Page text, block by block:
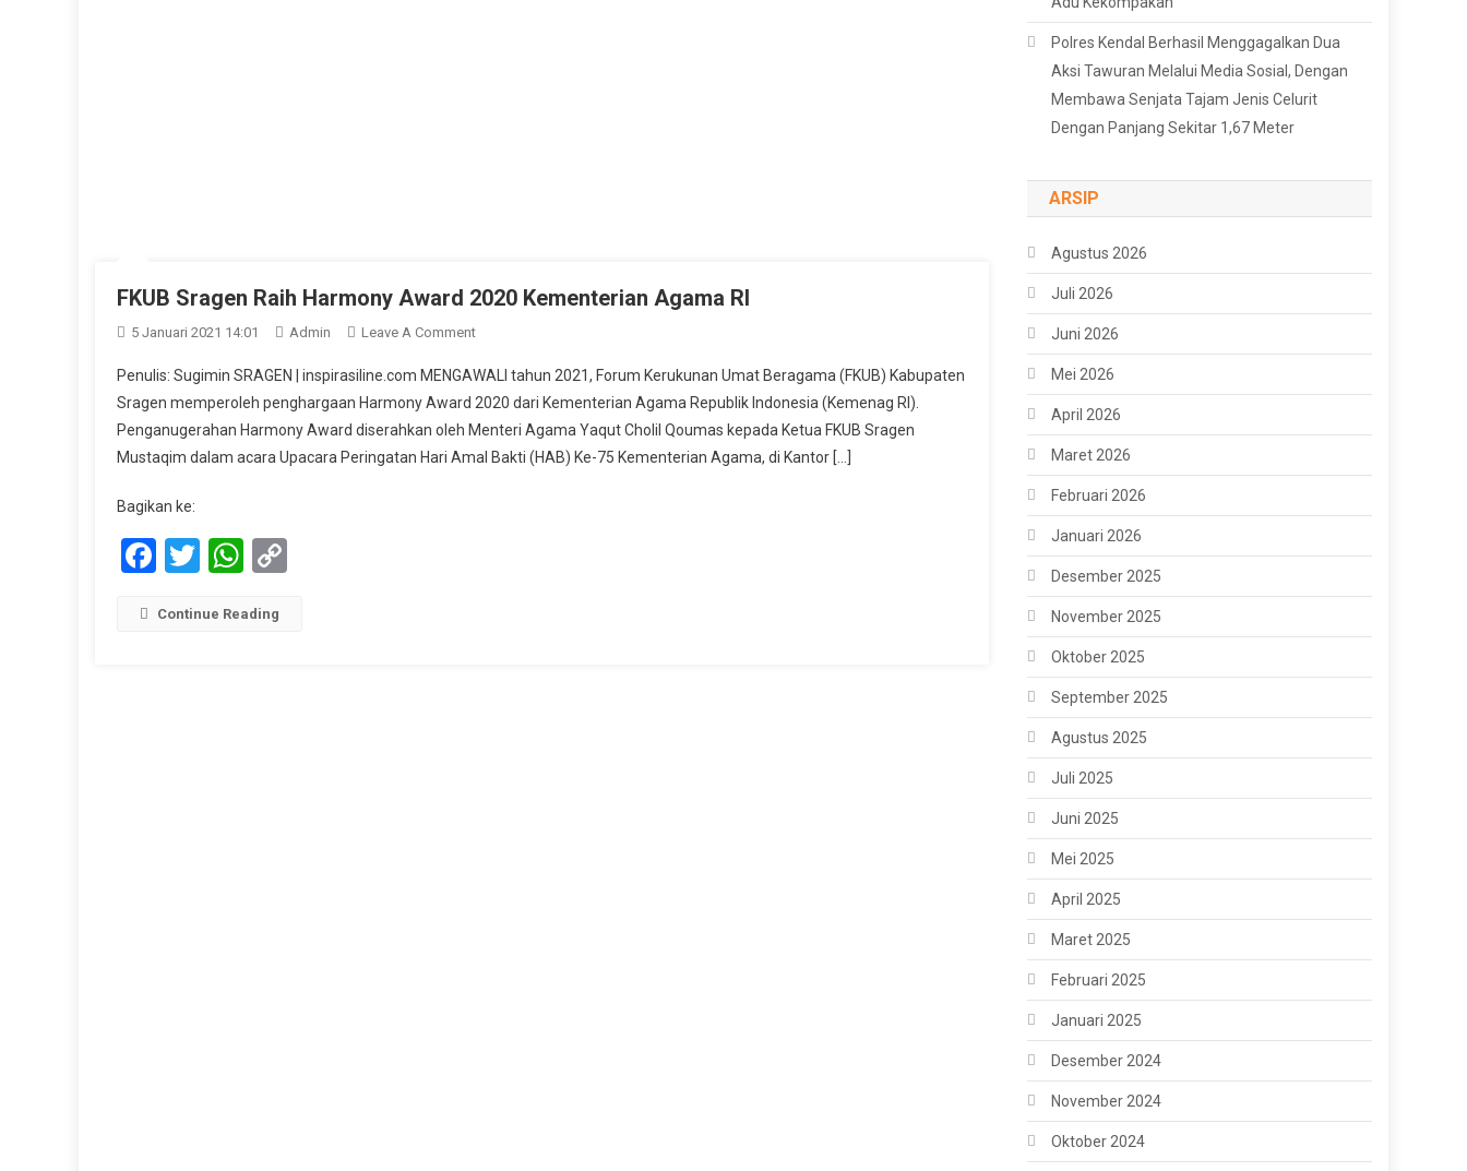
FKUB Sragen Raih Harmony Award 2020 Kementerian Agama RI
5 Januari 2021 14:01 Admin Leave A CommentOn
Sragen
Raih
Harmony
Award
Penulis: Sugimin SRAGEN | inspirasiline.com MENGAWALI tahun 2021, Forum Kerukunan Umat Beragama (FKUB) Kabupaten
Sragen memperoleh penghargaan Harmony Award 2020 dari Kementerian Agama Republik Indonesia (Kemenag RI).
Penganugerahan Harmony Award diserahkan oleh Menteri Agama Yaqut Cholil Qoumas kepada Ketua FKUB Sragen
Mustaqim dalam acara Upacara Peringatan Hari Amal Bakti (HAB) Ke-75 Kementerian Agama, di Kantor […]
Bagikan ke:
Facebook
TwitterWhatsApp
Continue Reading
Polres Kendal Berhasil Menggagalkan Dua
Aksi Tawuran Melalui Media Sosial, Dengan
Membawa Senjata Tajam Jenis Celurit
Dengan Panjang Sekitar 1,67 Meter
ARSIP
Agustus 2026
Juli 2026
Juni 2026
Mei 2026
April 2026
Maret 2026
Februari 2026
Januari 2026
Desember 2025
November 2025
Oktober 2025
September 2025
Agustus 2025
Juli 2025
Juni 2025
Mei 2025
April 2025
Maret 2025
Februari 2025
Januari 2025
Desember 2024
November 2024
Oktober 2024